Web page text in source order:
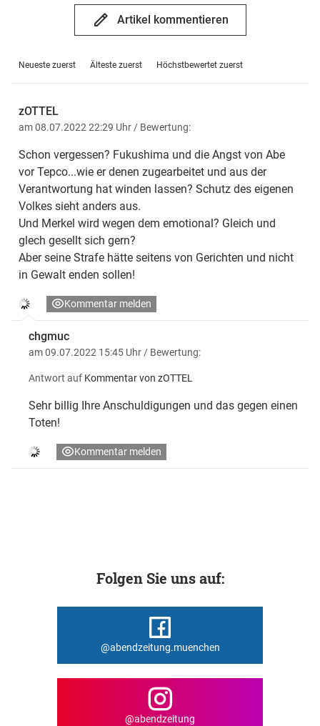
Artikel kommentieren
Neueste zuerst Älteste zuerst Höchstbewertet zuerst
zOTTEL
am 08.07.2022 22:29 Uhr / Bewertung:
Schon vergessen? Fukushima und die Angst von Abe
vor Tepco...wie er denen zugearbeitet und aus der
Verantwortung hat winden lassen? Schutz des eigenen
Volkes sieht anders aus.
Und Merkel wird wegen dem emotional? Gleich und
glech gesellt sich gern?
Aber seine Strafe hätte seitens von Gerichten und nicht
in Gewalt enden sollen!
Kommentar melden
chgmuc
am 09.07.2022 15:45 Uhr / Bewertung:
Antwort auf Kommentar von zOTTEL
Sehr billig Ihre Anschuldigungen und das gegen einen
Toten!
Kommentar melden
Folgen Sie uns auf:
@abendzeitung.muenchen
@abendzeitung